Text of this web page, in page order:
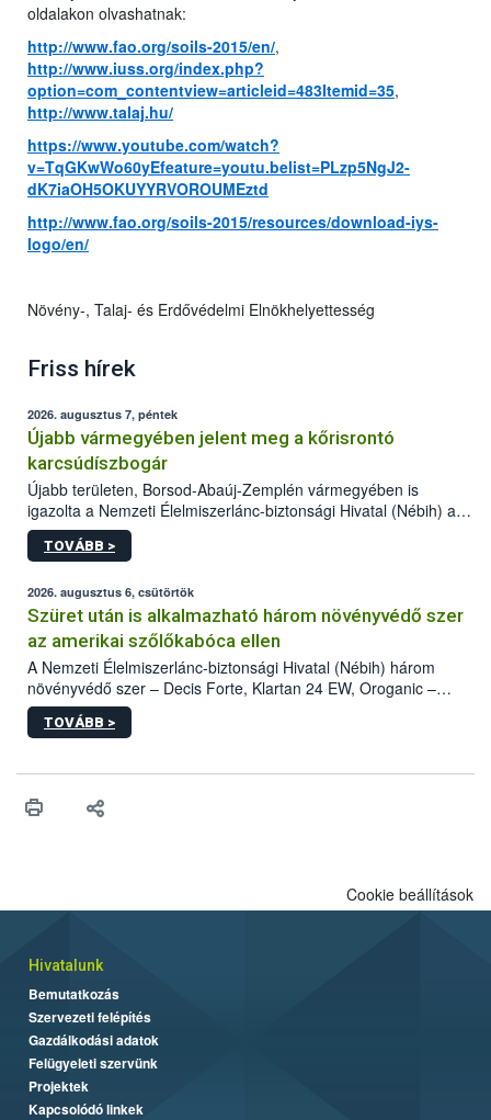
oldalakon olvashatnak:
http://www.fao.org/soils-2015/en/,
http://www.iuss.org/index.php?
option=com_contentview=articleid=483Itemid=35,
http://www.talaj.hu/
https://www.youtube.com/watch?
v=TqGKwWo60yEfeature=youtu.belist=PLzp5NgJ2-
dK7iaOH5OKUYYRVOROUMEztd
http://www.fao.org/soils-2015/resources/download-iys-
logo/en/
Növény-, Talaj- és Erdővédelmi Elnökhelyettesség
Friss hírek
2026. augusztus 7, péntek
Újabb vármegyében jelent meg a kőrisrontó
karcsúdíszbogár
Újabb területen, Borsod-Abaúj-Zemplén vármegyében is
igazolta a Nemzeti Élelmiszerlánc-biztonsági Hivatal (Nébih) a
kőrisrontó karcsúdíszbogár (Agrilus planipennis) jelenlétét. A
kártevőt nem csak színcsapdában találták meg, de már fertőzött
az intenzív felderítést, emellett az intézkedéseket a szlovák
hatósággal is összehangolják a terjedés megállítása érdekében.
TOVÁBB >
2026. augusztus 6, csütörtök
Szüret után is alkalmazható három növényvédő szer
az amerikai szőlőkabóca ellen
A Nemzeti Élelmiszerlánc-biztonsági Hivatal (Nébih) három
növényvédő szer – Decis Forte, Klartan 24 EW, Oroganic –
engedélyokiratát módosította, így azok a szüretet követően,
egészen a vesszőérettség (BBCH 91) stádiumáig
érésű szőlőkben is legyen lehetőség a károsító elleni további
felhasználók számára is elérhető és ökológiai termesztésben is
TOVÁBB >
Cookie beállítások
Hivatalunk
Bemutatkozás
Szervezeti felépítés
Gazdálkodási adatok
Felügyeleti szervünk
Projektek
Kapcsolódó linkek